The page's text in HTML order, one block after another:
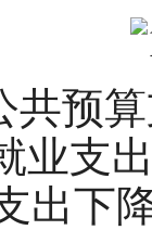
共预
业支
出下